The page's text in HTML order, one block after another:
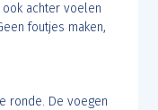
achter voelen
foutjes maken,
ronde. De voegen